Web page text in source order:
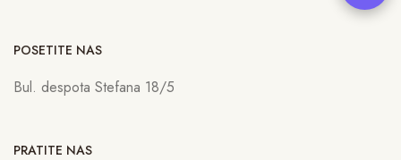
POSETITE NAS
Bul. despota Stefana 18/5
PRATITE NAS